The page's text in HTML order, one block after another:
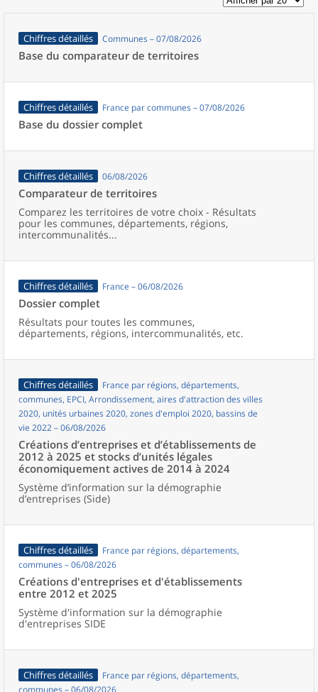
Chiffres détaillés Communes – 07/08/2026
Base du comparateur de territoires
Chiffres détaillés France par communes – 07/08/2026
Base du dossier complet
Chiffres détaillés 06/08/2026
Comparateur de territoires
Comparez les territoires de votre choix - Résultats
pour les communes, départements, régions,
intercommunalités...
Chiffres détaillés France – 06/08/2026
Dossier complet
Résultats pour toutes les communes,
départements, régions, intercommunalités, etc.
Chiffres détaillés
France par régions, départements,
communes, EPCI, Arrondissement, aires d'attraction des villes
2020, unités urbaines 2020, zones d'emploi 2020, bassins de
vie 2022 – 06/08/2026
Créations d’entreprises et d’établissements de
2012 à 2025 et stocks d’unités légales
économiquement actives de 2014 à 2024
Système d’information sur la démographie
d’entreprises (Side)
Chiffres détaillés
France par régions, départements,
communes – 06/08/2026
Créations d'entreprises et d'établissements
entre 2012 et 2025
Système d'information sur la démographie
d'entreprises SIDE
Chiffres détaillés
France par régions, départements,
communes – 06/08/2026